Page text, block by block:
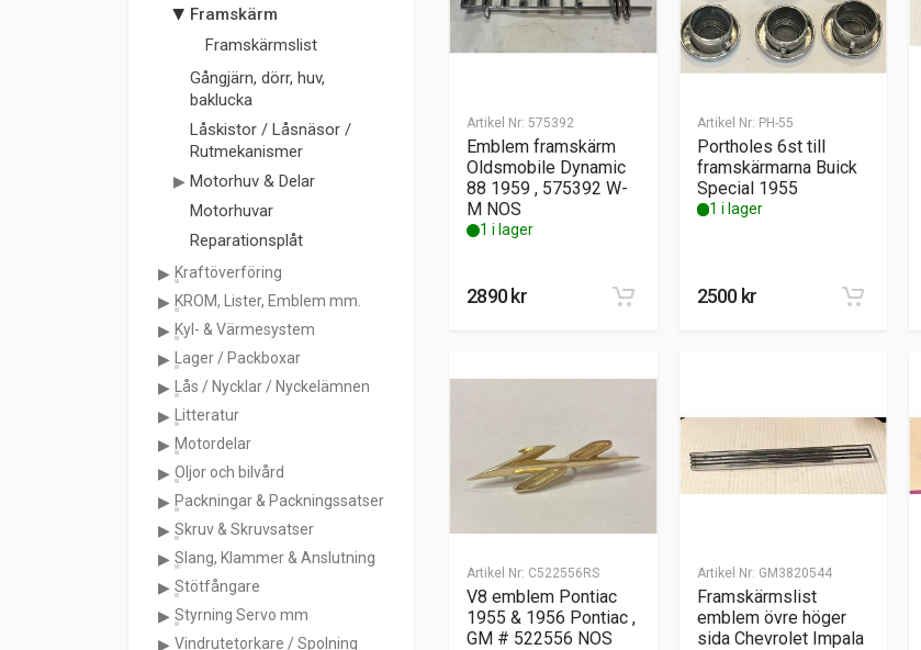
Framskärm
Framskärmslist
Gångjärn, dörr, huv,
baklucka
Låskistor / Låsnäsor /
Rutmekanismer
Motorhuv & Delar
Motorhuvar
Reparationsplåt
Kraftöverföring
KROM, Lister, Emblem mm.
Kyl- & Värmesystem
Lager / Packboxar
Lås / Nycklar / Nyckelämnen
Litteratur
Motordelar
Oljor och bilvård
Packningar & Packningssatser
Skruv & Skruvsatser
Slang, Klammer & Anslutning
Stötfångare
Styrning Servo mm
Vindrutetorkare / Spolning
Artikel Nr: 575392
Emblem framskärm
Oldsmobile Dynamic
88 1959 , 575392 W-
M NOS
1 i lager
2890kr
Artikel Nr: PH-55
Portholes 6st till
framskärmarna Buick
Special 1955
1 i lager
2500kr
Artikel Nr: C522556RS
V8 emblem Pontiac
1955 & 1956 Pontiac ,
GM # 522556 NOS
Artikel Nr: GM3820544
Framskärmslist
emblem övre höger
sida Chevrolet Impala